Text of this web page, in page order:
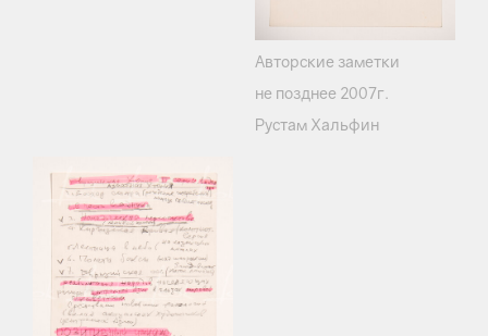
Авторские заметки
не позднее 2007г.
Рустам Хальфин